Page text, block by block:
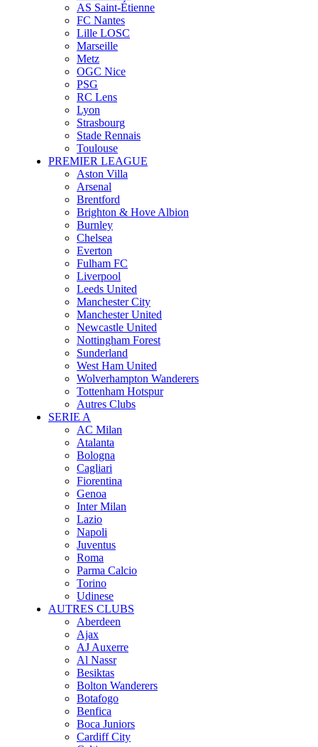
AS Saint-Étienne
FC Nantes
Lille LOSC
Marseille
Metz
OGC Nice
PSG
RC Lens
Lyon
Strasbourg
Stade Rennais
Toulouse
PREMIER LEAGUE
Aston Villa
Arsenal
Brentford
Brighton & Hove Albion
Burnley
Chelsea
Everton
Fulham FC
Liverpool
Leeds United
Manchester City
Manchester United
Newcastle United
Nottingham Forest
Sunderland
West Ham United
Wolverhampton Wanderers
Tottenham Hotspur
Autres Clubs
SERIE A
AC Milan
Atalanta
Bologna
Cagliari
Fiorentina
Genoa
Inter Milan
Lazio
Napoli
Juventus
Roma
Parma Calcio
Torino
Udinese
AUTRES CLUBS
Aberdeen
Ajax
AJ Auxerre
Al Nassr
Besiktas
Bolton Wanderers
Botafogo
Benfica
Boca Juniors
Cardiff City